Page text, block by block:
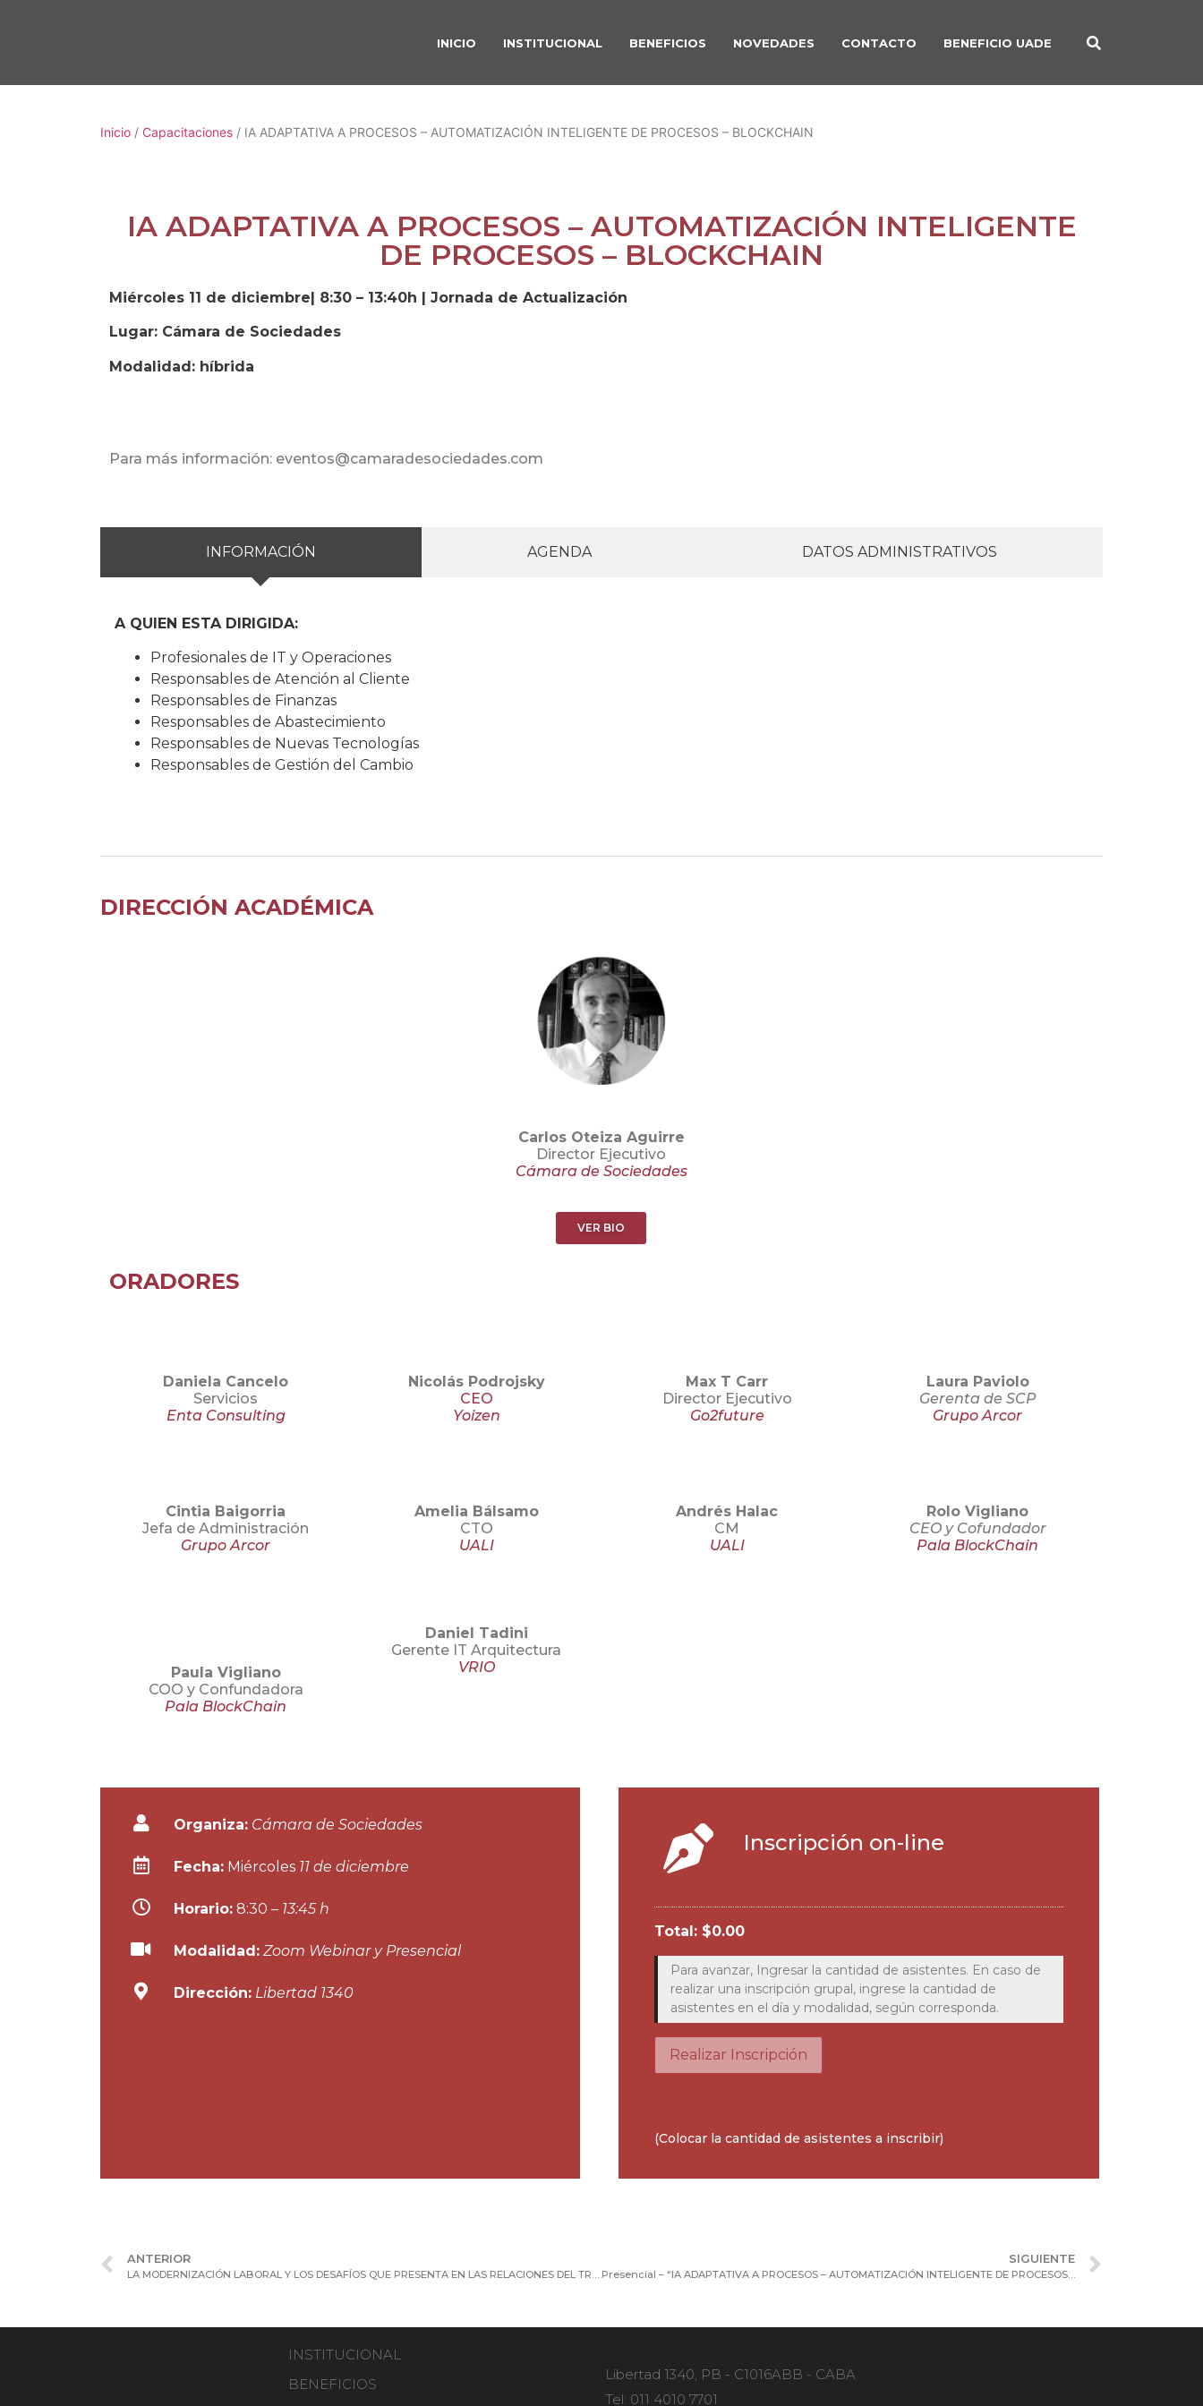
INICIO INSTITUCIONAL BENEFICIOS NOVEDADES CONTACTO BENEFICIO UADE
Inicio / Capacitaciones / IA ADAPTATIVA A PROCESOS – AUTOMATIZACIÓN INTELIGENTE DE PROCESOS – BLOCKCHAIN
IA ADAPTATIVA A PROCESOS – AUTOMATIZACIÓN INTELIGENTE
DE PROCESOS – BLOCKCHAIN
Miércoles 11 de diciembre| 8:30 – 13:40h | Jornada de Actualización
Lugar: Cámara de Sociedades
Modalidad: híbrida
Para más información: eventos@camaradesociedades.com
INFORMACIÓN AGENDA DATOS ADMINISTRATIVOS
A QUIEN ESTA DIRIGIDA:
Profesionales de IT y Operaciones
Responsables de Atención al Cliente
Responsables de Finanzas
Responsables de Abastecimiento
Responsables de Nuevas Tecnologías
Responsables de Gestión del Cambio
DIRECCIÓN ACADÉMICA
Carlos Oteiza Aguirre
Director Ejecutivo
Cámara de Sociedades
VER BIO
ORADORES
Daniela Cancelo
Servicios
Enta Consulting
Nicolás Podrojsky
CEO
Yoizen
Max T Carr
Director Ejecutivo
Go2future
Laura Paviolo
Gerenta de SCP
Grupo Arcor
Cintia Baigorria
Jefa de Administración
Grupo Arcor
Amelia Bálsamo
CTO
UALI
Andrés Halac
CM
UALI
Rolo Vigliano
CEO y Cofundador
Pala BlockChain
Paula Vigliano
COO y Confundadora
Pala BlockChain
Daniel Tadini
Gerente IT Arquitectura
VRIO
Organiza: Cámara de Sociedades
Fecha:Miércoles 11 de diciembre
Horario:8:30 – 13:45 h
Modalidad: Zoom Webinar y Presencial
Dirección: Libertad 1340
Inscripción on-line
Total: $0.00
Para avanzar, Ingresar la cantidad de asistentes. En caso de
realizar una inscripción grupal, ingrese la cantidad de
asistentes en el día y modalidad, según corresponda.
Realizar Inscripción
(Colocar la cantidad de asistentes a inscribir)
ANTERIOR
LA MODERNIZACIÓN LABORAL Y LOS DESAFÍOS QUE PRESENTA EN LAS RELACIONES DEL TRABAJO
SIGUIENTE
Presencial – “IA ADAPTATIVA A PROCESOS – AUTOMATIZACIÓN INTELIGENTE DE PROCESOS – BLOCKCHAIN”
INSTITUCIONAL
BENEFICIOS
Libertad 1340, PB - C1016ABB - CABA
Tel: 011 4010 7701